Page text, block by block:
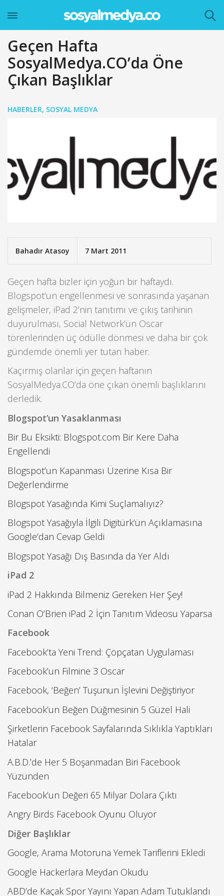
Geçen Hafta
SosyalMedya.CO’da Öne
Çıkan Başlıklar
HABERLER, SOSYAL MEDYA
Bahadır Atasoy 7 Mart 2011
Geçen hafta bizler için yoğun bir haftaydı.
Blogspot’un engellenmesi ve sonrasında yaşanan
gelişmeler, iPad 2’nin tanıtımı ve çıkış tarihinin
duyurulması, Social Network’ün Oscar
törenlerinden üç ödülle dönmesi ve daha bir çok
gündemde önemli yer tutan haber.
Kaçırmış olanlar için geçen haftanın
SosyalMedya.CO’da öne çıkan önemli başlıklarını
derledik.
Blogspot’un Yasaklanması
Bir Bu Eksikti: Blogspot.com Bir Kere Daha
Engellendi
Blogspot’un Kapanması Üzerine Kısa Bir
Değerlendirme
Blogspot Yasağında Kimi Suçlamalıyız?
Blogspot Yasağıyla İlgili Digitürk’ün Açıklamasına
Google’dan Cevap Geldi
Blogspot Yasağı Dış Basında da Yer Aldı
iPad 2
iPad 2 Hakkında Bilmeniz Gereken Her Şey!
Conan O’Brien iPad 2 İçin Tanıtım Videosu Yaparsa
Facebook
Facebook’ta Yeni Trend: Çöpçatan Uygulaması
Facebook’un Filmine 3 Oscar
Facebook, ‘Beğen’ Tuşunun İşlevini Değiştiriyor
Facebook’un Beğen Düğmesinin 5 Güzel Hali
Şirketlerin Facebook Sayfalarında Sıklıkla Yaptıkları
Hatalar
A.B.D.’de Her 5 Boşanmadan Biri Facebook
Yüzünden
Facebook’un Değeri 65 Milyar Dolara Çıktı
Angry Birds Facebook Oyunu Oluyor
Diğer Başlıklar
Google, Arama Motoruna Yemek Tariflerini Ekledi
Google Hackerlara Meydan Okudu
ABD’de Kaçak Spor Yayını Yapan Adam Tutuklandı